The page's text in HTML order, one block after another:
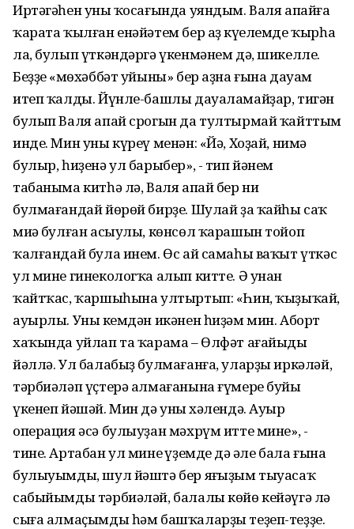
Иртәгәһен уның ҡосағында уяндым. Валя апайға
ҡарата ҡылған енәйәтем бер аҙ күңелемде ҡырһа
ла, булып үткәндәргә үкенмәнем дә, шикелле.
Беҙҙең «мөхәббәт уйыны» бер аҙна ғына дауам
итеп ҡалды. Йүнле-башлы дауаламайҙар, тигән
булып Валя апай срогын да тултырмай ҡайттым
инде. Мин уны күреү менән: «Йә, Хоҙай, нимә
булыр, һиҙенә ул барыбер», - тип йәнем
табаныма китһә лә, Валя апай бер ни
булмағандай йөрөй бирҙе. Шулай ҙа ҡайһы саҡ
миңә булған асыулы, көнсөл ҡарашын тойоп
ҡалғандай була инем. Өс ай самаһы ваҡыт үткәс
ул мине гинекологҡа алып китте. Ә унан
ҡайтҡас, ҡаршыһына ултыртып: «Һин, ҡыҙыҡай,
ауырлы. Уның кемдән икәнен һиҙәм мин. Аборт
хаҡында уйлап та ҡарама – Өлфәт ағайыңды
йәллә. Ул балабыҙ булмағанға, уларҙы иркәләй,
тәрбиәләп үҫтерә алмағанына ғүмере буйы
үкенеп йәшәй. Мин дә уның хәлендә. Ауыр
операция әсә булыуҙан мәхрүм итте мине», -
тине. Артабан ул минең үҙемдең дә әле бала ғына
булыуымды, шул йәштә бер яңғыҙым тыуасаҡ
сабыйымды тәрбиәләй, балалы көйө кейәүгә лә
сыға алмаҫымды һәм башҡаларҙы теҙеп-теҙҙе.